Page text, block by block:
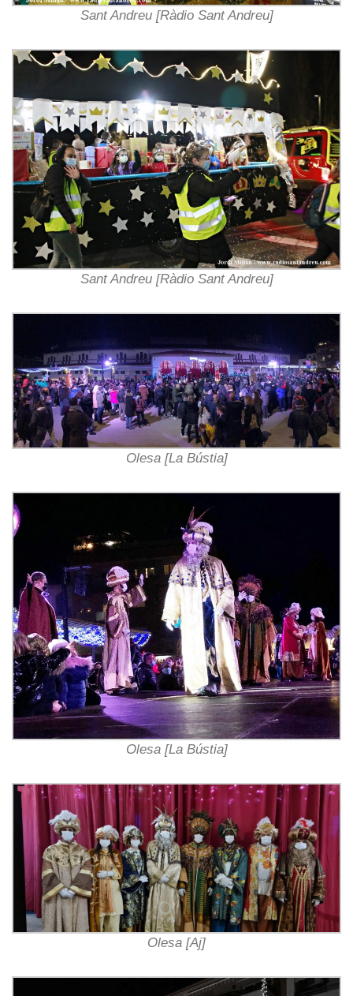
Sant Andreu [Ràdio Sant Andreu]
Sant Andreu [Ràdio Sant Andreu]
Olesa [La Bústia]
Olesa [La Bústia]
Olesa [Aj]